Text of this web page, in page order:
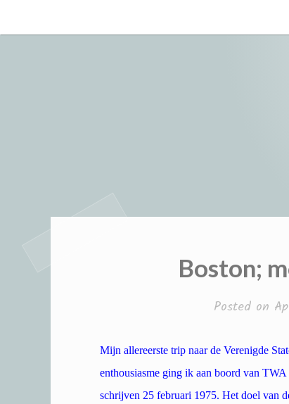
to
Boston;
Posted on
Mijn allereerste trip naar de Verenigde
enthousiasme ging ik aan boord van
schrijven 25 februari 1975. Het doel van